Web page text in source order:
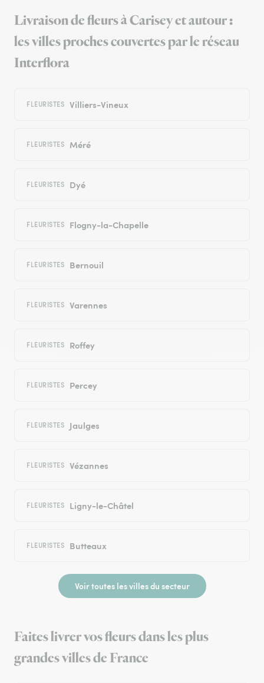
Livraison de fleurs à Carisey et autour :
les villes proches couvertes par le réseau
Interflora
FLEURISTES Villiers-Vineux
FLEURISTES Méré
FLEURISTES Dyé
FLEURISTES Flogny-la-Chapelle
FLEURISTES Bernouil
FLEURISTES Varennes
FLEURISTES Roffey
FLEURISTES Percey
FLEURISTES Jaulges
FLEURISTES Vézannes
FLEURISTES Ligny-le-Châtel
FLEURISTES Butteaux
Voir toutes les villes du secteur
Faites livrer vos fleurs dans les plus
grandes villes de France